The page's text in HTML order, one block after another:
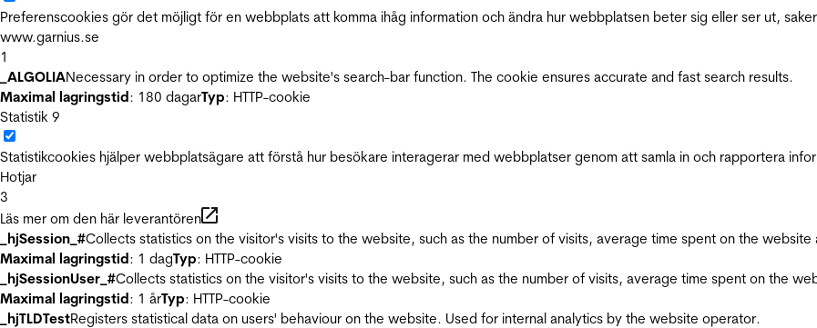
Preferenscookies gör det möjligt för en webbplats att komma ihåg information och ändra hur webbplatsen beter sig eller ser ut,
www.garnius.se
1
_ALGOLIANecessary in order to optimize the website's search-bar function. The cookie ensures accurate and fast search results.
Maximal lagringstid: 180 dagarTyp: HTTP-cookie
Statistik 9
Statistikcookies hjälper webbplatsägare att förstå hur besökare interagerar med webbplatser genom att samla in och rapportera
Hotjar
3
Läs mer om den här leverantören
_hjSession_#Collects statistics on the visitor's visits to the website, such as the number of visits, average time spent on the
Maximal lagringstid: 1 dagTyp: HTTP-cookie
_hjSessionUser_#Collects statistics on the visitor's visits to the website, such as the number of visits, average time spent on the
Maximal lagringstid: 1 årTyp: HTTP-cookie
_hjTLDTestRegisters statistical data on users' behaviour on the website. Used for internal analytics by the website operator.